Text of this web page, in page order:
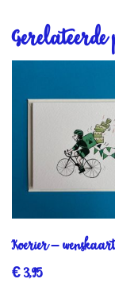
Koerier – wenskaart
€3,95